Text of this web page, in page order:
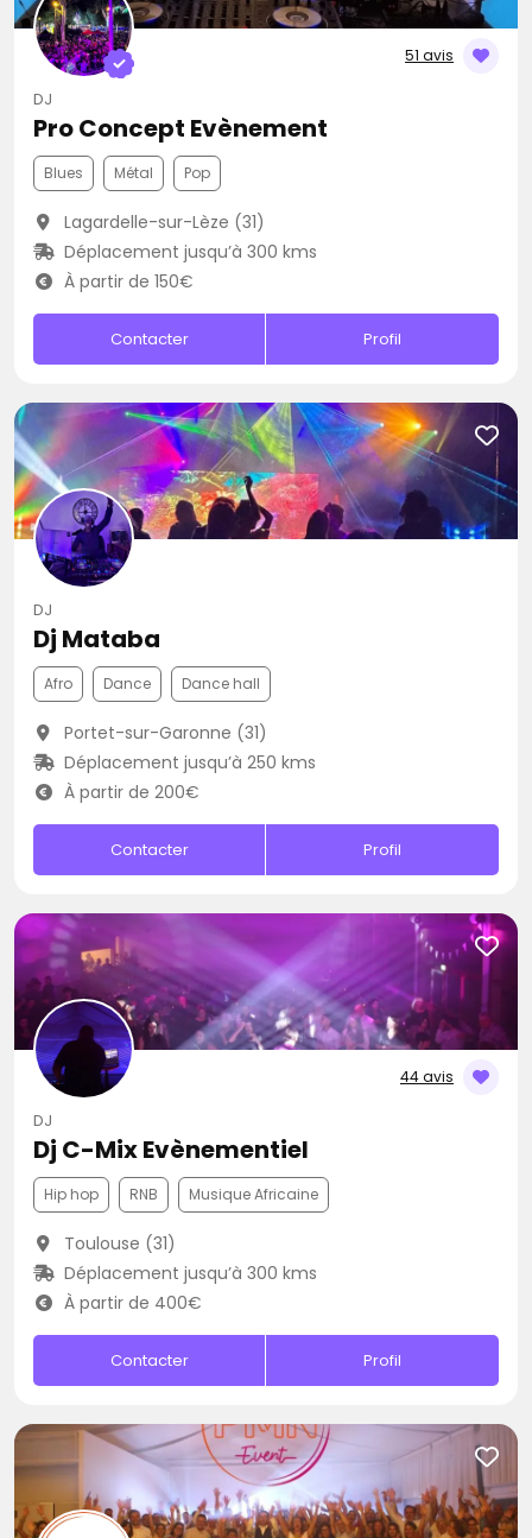
51 avis
DJ
Pro Concept Evènement
Blues Métal Pop
Lagardelle-sur-Lèze (31)
Déplacement jusqu’à 300 kms
À partir de 150€
Contacter Profil
DJ
Dj Mataba
Afro Dance Dance hall
Portet-sur-Garonne (31)
Déplacement jusqu’à 250 kms
À partir de 200€
Contacter Profil
44 avis
DJ
Dj C-Mix Evènementiel
Hip hop RNB Musique Africaine
Toulouse (31)
Déplacement jusqu’à 300 kms
À partir de 400€
Contacter Profil